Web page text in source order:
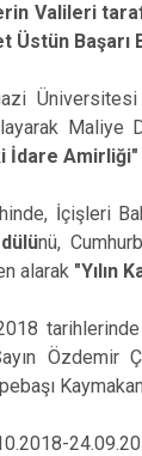
Valileri
Üstün Başarı
Maliye
İdare Amirliği"
İçişleri
nü,
alarak "Yılın
Özdemir